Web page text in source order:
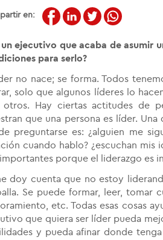
en:
ejecutivo que acaba de asumir
para serlo?
no nace; se forma. Todos
solo que algunos líderes lo
otros. Hay ciertas actitudes de
que una persona es líder. Una
preguntarse es: ¿alguien me
cuando hablo? ¿escuchan mis
porque el liderazgo es
doy cuenta que no estoy
Se puede formar, leer, tomar
etc. Todas esas cosas
que quiera ser líder pueda
y pueda afinar donde